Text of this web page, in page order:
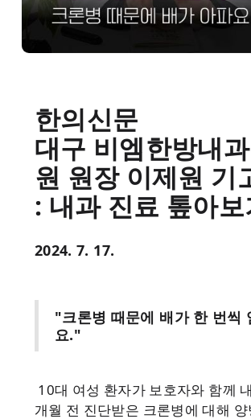
한의신문
대구 비엠한방내
원 원장 이제원 기
: 내과 진료 톺아보
2024. 7. 17.
"크론병 때문에 배가 한 번씩
요."
10대 여성 환자가 보호자와 함께
개월 전 진단받은 크론병에 대해